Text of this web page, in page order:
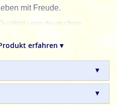
mit Freude.
vom deutschen
erfahren ▾